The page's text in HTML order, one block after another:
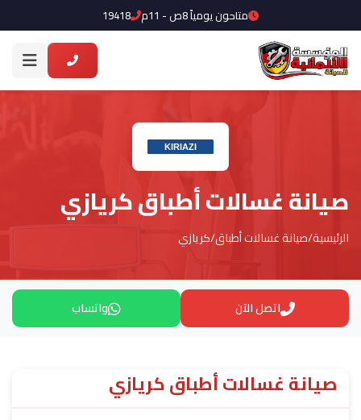
متاحون يومياً 8ص - 11م 19418
صيانة غسالات أطباق كريازي
الرئيسية/صيانة غسالات أطباق/كريازي
اتصل الآن واتساب
صيانة غسالات أطباق كريازي